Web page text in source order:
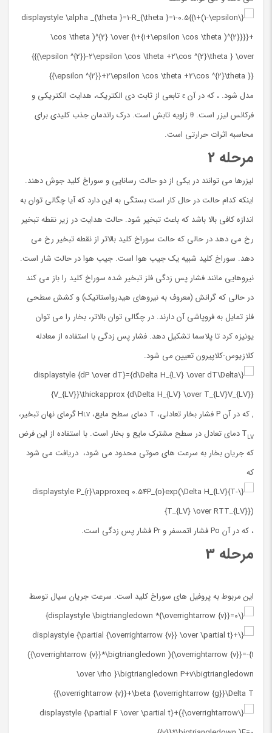
مدل شود. ، که در آن ε تابعی از ثابت دی الکتریک، هدایت الکتریکی و
فرکانس لیزر است. θ زاویه تابش است. درک راندمان جذب کلیدی برای
محاسبه اثرات حرارتی است.
مرحله 2
لیزرها می توانند در یکی از دو حالت رسانایی و سوراخ کلید جوش دهند.
اینکه کدام حالت در حال کار است بستگی به این دارد که آیا چگالی توان به
اندازه کافی بالا باشد که باعث تبخیر شود. حالت هدایت در زیر نقطه تبخیر
رخ می دهد در حالی که حالت سوراخ کلید بالاتر از نقطه تبخیر رخ می
دهد. سوراخ کلید شبیه یک جیب هوا است. جیب هوا در حالت شار است.
نیروهایی مانند فشار پس زدگی فلز تبخیر شده سوراخ کلید را باز می کند
در حالی که گرانش (معروف به نیروهای هیدرواستاتیک) و کشش سطحی
فلز تمایل به فروپاشی آن دارند. در چگالی توان بالاتر، بخار را می توان
یونیزه کرد تا پلاسما تشکیل دهد. فشار پس زدگی با استفاده از معادله
کلازیوس-کلاپیرون تعیین می شود.
, که در آن P فشار بخار تعادلی، T دمای سطح مایع، H LV
گرمای نهان تبخیر،
TLV
دمای تعادل در سطح مشترک مایع و بخار است. با استفاده از این فرض
که جریان بخار به سرعت های صوتی محدود می شود، دریافت می شود
که
، که در آن Po فشار اتمسفر و Pr فشار پس زدگی است.
مرحله 3
این مربوط به پروفیل های سوراخ کلید است. سرعت جریان سیال توسط